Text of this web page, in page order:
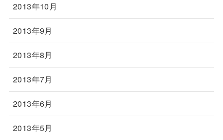
2013年10月
2013年9月
2013年8月
2013年7月
2013年6月
2013年5月